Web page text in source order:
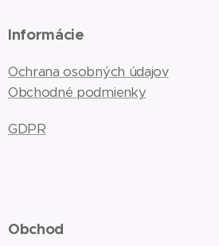
Informácie
Ochrana osobných údajov
Obchodné podmienky
GDPR
Obchod